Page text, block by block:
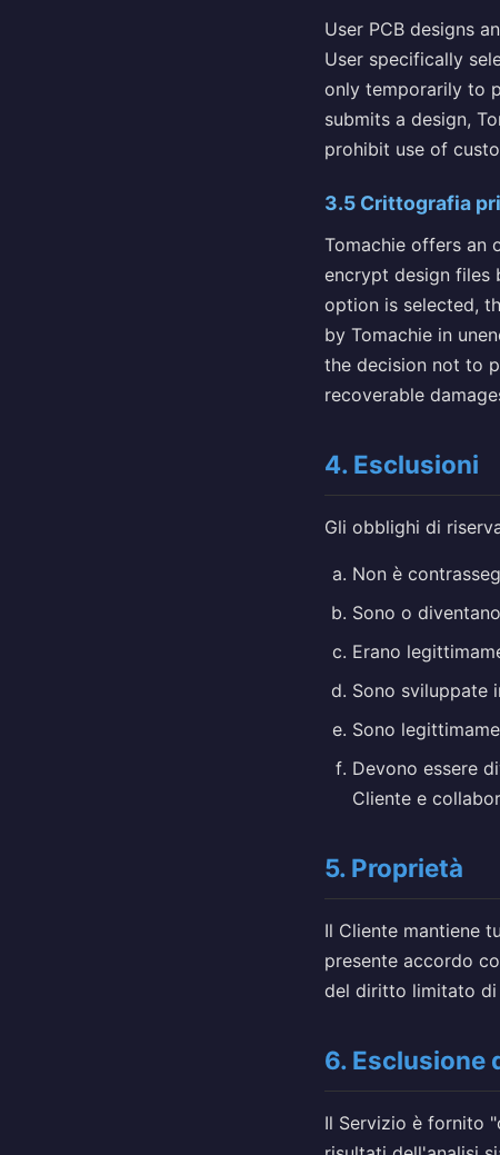
User PCB designs
User specifically
only temporarily to
submits a design,
prohibit use of
3.5 Crittografia
Tomachie offers an
encrypt design files
option is selected,
by Tomachie in
the decision not to
recoverable
4. Esclusioni
Gli obblighi di
Non è
Sono o
Erano
Sono sviluppate
Sono
Devono essere
Cliente e
5. Proprietà
Il Cliente mantiene
presente accordo
del diritto limitato di
6. Esclusione
Il Servizio è fornito